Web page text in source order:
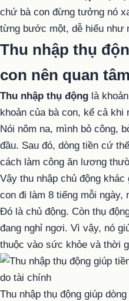
chứ bà con đừng tưởng nó
từng bước một, dễ hiểu như
Thu nhập thụ
con nên quan
Thu nhập thụ động là
khoản của bà con, kể cả
Nói nôm na, mình bỏ công,
đầu. Sau đó, dòng tiền cứ
cách làm công ăn lương
Vậy thu nhập chủ động
con đi làm 8 tiếng mỗi ngày,
Đó là chủ động. Còn thụ
đang nghỉ ngơi. Vì vậy, nó
thuộc vào sức khỏe và thời
Thu nhập thụ động giúp